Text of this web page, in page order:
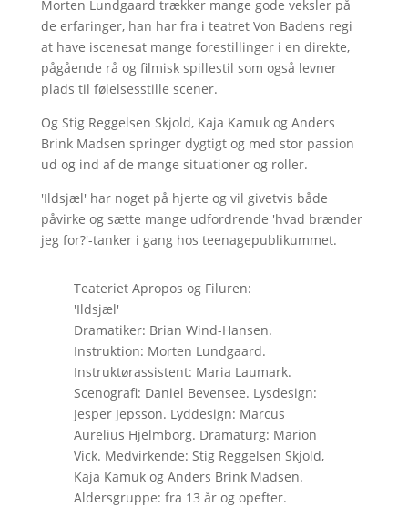
Morten Lundgaard trækker mange gode veksler på
de erfaringer, han har fra i teatret Von Badens regi
at have iscenesat mange forestillinger i en direkte,
pågående rå og filmisk spillestil som også levner
plads til følelsesstille scener.
Og Stig Reggelsen Skjold, Kaja Kamuk og Anders
Brink Madsen springer dygtigt og med stor passion
ud og ind af de mange situationer og roller.
'Ildsjæl' har noget på hjerte og vil givetvis både
påvirke og sætte mange udfordrende 'hvad brænder
jeg for?'-tanker i gang hos teenagepublikummet.
Teateriet Apropos og Filuren:
'Ildsjæl'
Dramatiker: Brian Wind-Hansen.
Instruktion: Morten Lundgaard.
Instruktørassistent: Maria Laumark.
Scenografi: Daniel Bevensee. Lysdesign:
Jesper Jepsson. Lyddesign: Marcus
Aurelius Hjelmborg. Dramaturg: Marion
Vick. Medvirkende: Stig Reggelsen Skjold,
Kaja Kamuk og Anders Brink Madsen.
Aldersgruppe: fra 13 år og opefter.